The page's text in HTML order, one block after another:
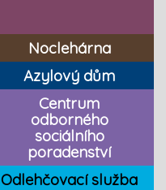
Noclehárna
Azylový dům
Centrum
odborného
sociálního
poradenství
Odlehčovací služba